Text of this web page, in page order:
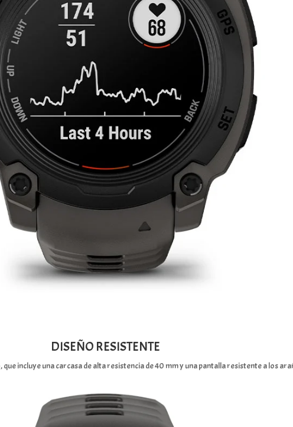
DISEÑO RESISTENTE
incluye una carcasa de alta resistencia de 40 mm y una pantalla resistente a los